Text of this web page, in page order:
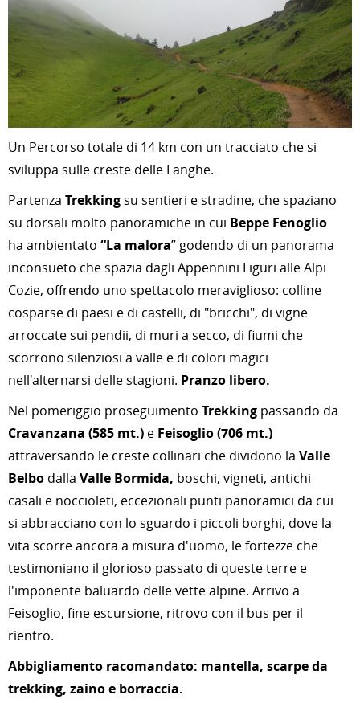
Un Percorso totale di 14 km con un tracciato che si
sviluppa sulle creste delle Langhe.
Partenza Trekkingsu sentieri e stradine, che spaziano
su dorsali molto panoramiche in cui Beppe Fenoglio
ha ambientato “La malora” godendo di un panorama
inconsueto che spazia dagli Appennini Liguri alle Alpi
Cozie, offrendo uno spettacolo meraviglioso: colline
cosparse di paesi e di castelli, di "bricchi", di vigne
arroccate sui pendii, di muri a secco, di fiumi che
scorrono silenziosi a valle e di colori magici
nell'alternarsi delle stagioni. Pranzo libero.
Nel pomeriggio proseguimento Trekking passando da
Cravanzana (585 mt.) e Feisoglio (706 mt.)
attraversando le creste collinari che dividono la Valle
Belbo dalla Valle Bormida, boschi, vigneti, antichi
casali e noccioleti, eccezionali punti panoramici da cui
si abbracciano con lo sguardo i piccoli borghi, dove la
vita scorre ancora a misura d'uomo, le fortezze che
testimoniano il glorioso passato di queste terre e
l'imponente baluardo delle vette alpine. Arrivo a
Feisoglio, fine escursione, ritrovo con il bus per il
rientro.
Abbigliamento racomandato: mantella, scarpe da
trekking, zaino e borraccia.